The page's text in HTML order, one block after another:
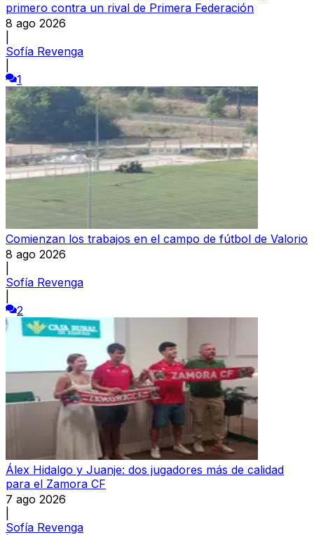
primero contra un rival de Primera Federación
8 ago 2026
Sofía Revenga
1
Comienzan los trabajos en el campo de fútbol de Valorio
8 ago 2026
Sofía Revenga
2
Álex Hidalgo y Juanje: dos jugadores más de calidad
para el Zamora CF
7 ago 2026
Sofía Revenga